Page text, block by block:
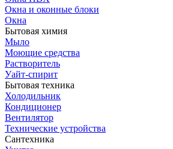
Окна и оконные блоки
Окна
Бытовая химия
Мыло
Моющие средства
Растворитель
Уайт-спирит
Бытовая техника
Холодильник
Кондиционер
Вентилятор
Технические устройства
Сантехника